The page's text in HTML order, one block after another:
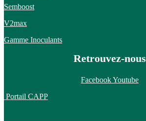
Semboost
V2max
Gamme Inoculants
Retrouvez-nous
FacebookYoutube
Portail CAPP